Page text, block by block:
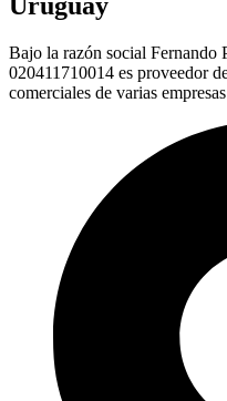
Bajo la razón social
020411710014 es proveedor
comerciales de varias